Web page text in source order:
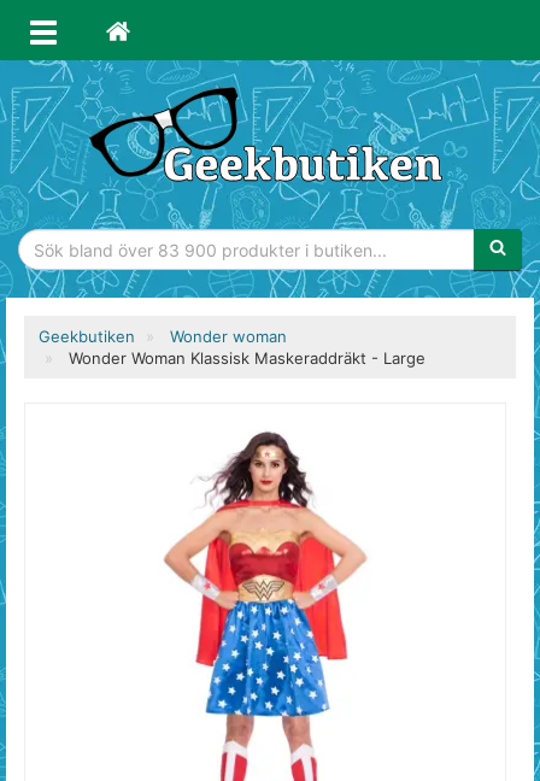
Geekbutiken
Wonder woman
Wonder Woman Klassisk Maskeraddräkt - Large